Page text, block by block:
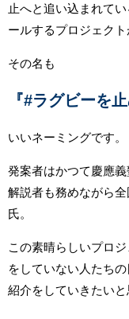
止へと追い込まれて
ールするプロジェクト
その名も
『#ラグビーを
いいネーミングです。
発案者はかつて慶應
解説者も務めながら
氏。
この素晴らしいプロ
をしていない人たち
紹介をしていきたいと